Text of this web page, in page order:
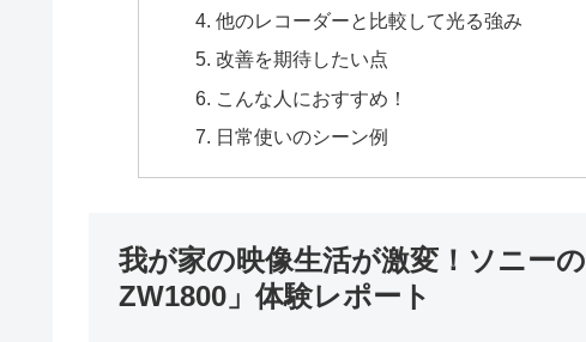
他のレコーダーと比較して光る強み
改善を期待したい点
こんな人におすすめ！
日常使いのシーン例
我が家の映像生活が激変！ソニー
ZW1800」体験レポート